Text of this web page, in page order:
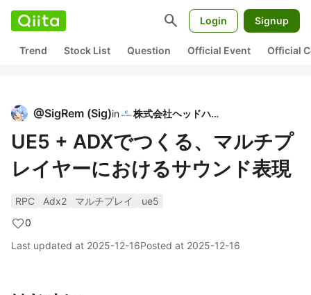
search Login Signup
Trend Stock List Question Official Event Official
@SigRem (Sig)in 株式会社ヘッドハイ
UE5 + ADXでつくる、マルチプ
レイヤーにおけるサウンド表現
RPC Adx2 マルチプレイ
ue5
0
Last updated at 2025-12-16Posted at 2025-12-16